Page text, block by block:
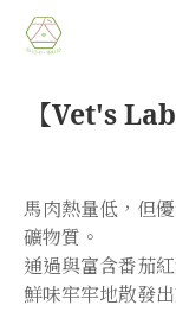
【Vet's
馬肉熱量低，但
礦物質。
通過與富含番茄
鮮味牢牢地散發